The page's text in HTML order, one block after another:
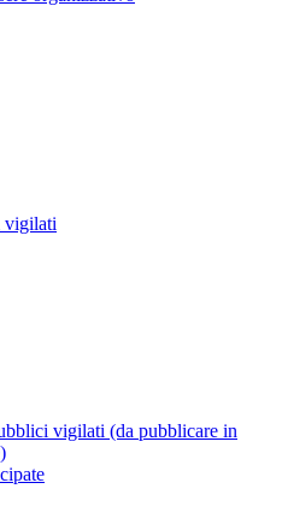
vigilati
vigilati (da pubblicare in